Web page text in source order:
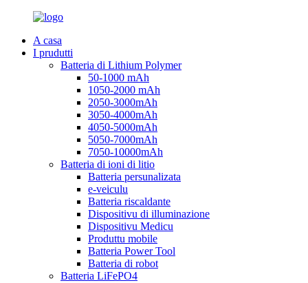
A casa
I prudutti
Batteria di Lithium Polymer
50-1000 mAh
1050-2000 mAh
2050-3000mAh
3050-4000mAh
4050-5000mAh
5050-7000mAh
7050-10000mAh
Batteria di ioni di litio
Batteria persunalizata
e-veiculu
Batteria riscaldante
Dispositivu di illuminazione
Dispositivu Medicu
Produttu mobile
Batteria Power Tool
Batteria di robot
Batteria LiFePO4